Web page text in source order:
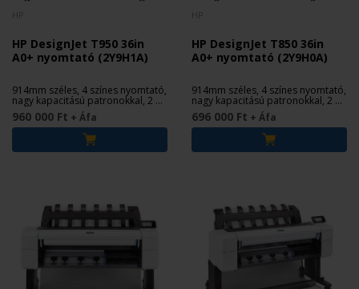
HP DesignJet T950 36in
A0+ nyomtató (2Y9H1A)
914mm széles, 4 színes nyomtató,
nagy kapacitású patronokkal, 2 év
garanciával
960 000 Ft + Áfa
HP DesignJet T850 36in
A0+ nyomtató (2Y9H0A)
914mm széles, 4 színes nyomtató,
nagy kapacitású patronokkal, 2 év
garanciával
696 000 Ft + Áfa